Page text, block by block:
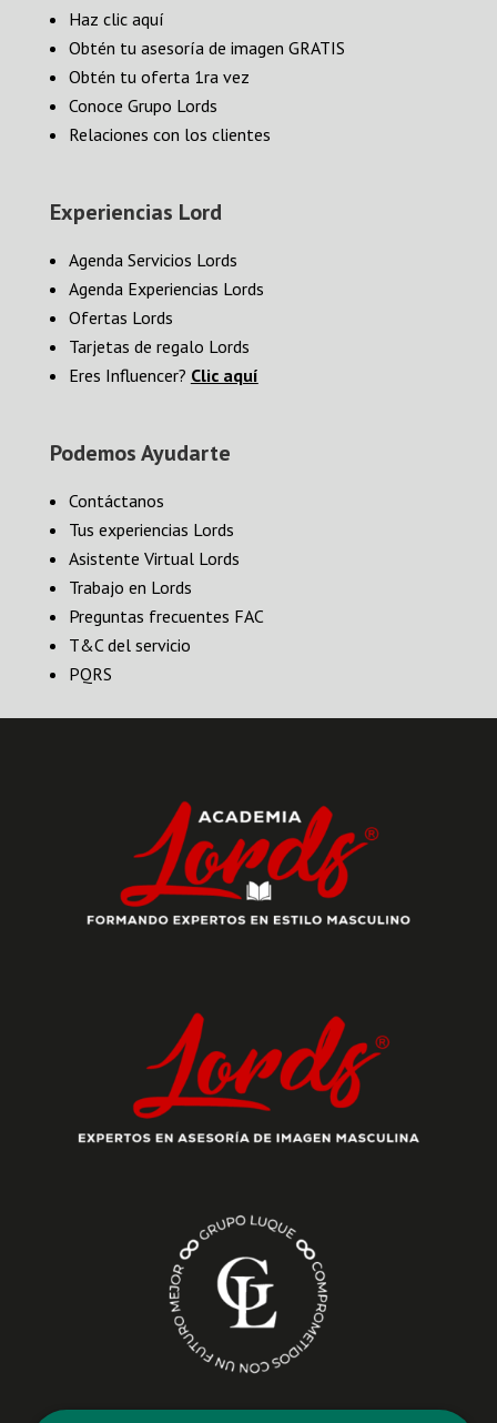
Haz clic aquí
Obtén tu asesoría de imagen GRATIS
Obtén tu oferta 1ra vez
Conoce Grupo Lords
Relaciones con los clientes
Experiencias Lord
Agenda Servicios Lords
Agenda Experiencias Lords
Ofertas Lords
Tarjetas de regalo Lords
Eres Influencer? Clic aquí
Podemos Ayudarte
Contáctanos
Tus experiencias Lords
Asistente Virtual Lords
Trabajo en Lords
Preguntas frecuentes FAC
T&C del servicio
PQRS